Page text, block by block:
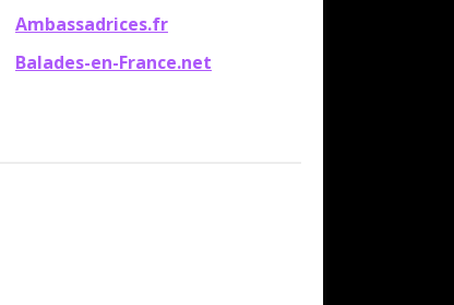
Ambassadrices.fr
Balades-en-France.net